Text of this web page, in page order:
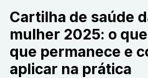
Cartilha de saúde
mulher 2025: o
que permanece e
aplicar na prática